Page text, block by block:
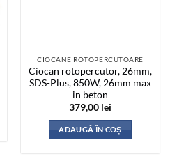
CIOCANE ROTOPERCUTOARE
Ciocan rotopercutor, 26mm,
SDS-Plus, 850W, 26mm max
in beton
379,00 lei
ADAUGĂ ÎN COȘ